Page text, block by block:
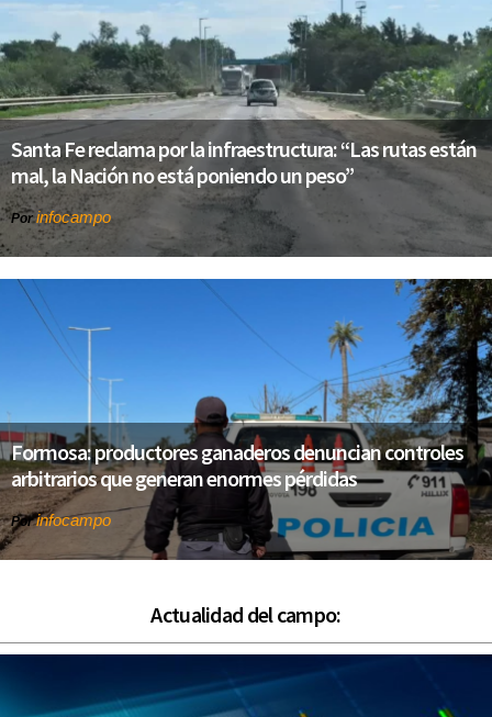
Santa Fe reclama por la infraestructura: “Las rutas están
mal, la Nación no está poniendo un peso”
Porinfocampo
Formosa: productores ganaderos denuncian controles
arbitrarios que generan enormes pérdidas
Porinfocampo
Actualidad del campo: